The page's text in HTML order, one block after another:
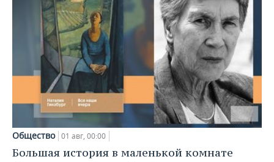
Общество 01 авг, 00:00
Большая история в маленькой комнате